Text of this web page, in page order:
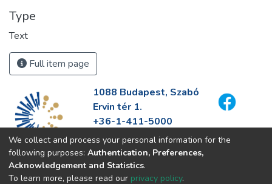
Type
Text
Full item page
1088 Budapest, Szabó
Ervin tér 1.
+36-1-411-5000
info@fszek.hu
https://fszek.hu
We collect and process your personal information for the
following purposes: Authentication, Preferences,
Acknowledgement and Statistics.
To learn more, please read our privacy policy.